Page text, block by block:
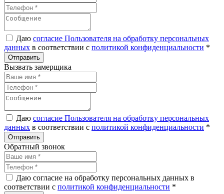
Даю согласие Пользователя на обработку персональных
данных в соответствии с политикой конфиденциальности *
Вызвать замерщика
Даю согласие Пользователя на обработку персональных
данных в соответствии с политикой конфиденциальности *
Обратный звонок
Даю согласие на обработку персональных данных в
соответствии с политикой конфиденциальности *